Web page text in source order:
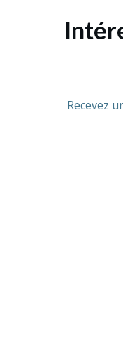
Recevez